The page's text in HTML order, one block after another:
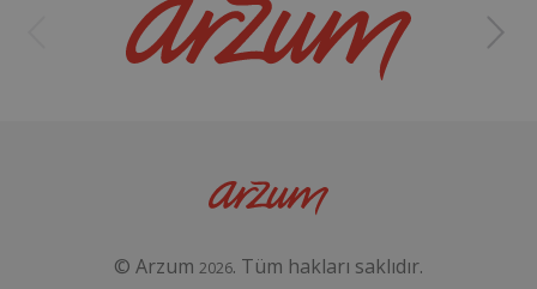
© Arzum 2026. Tüm hakları saklıdır.